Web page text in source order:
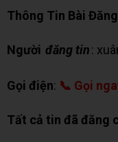
Thông Tin Bài Đăng
Người đăng tin:
Gọi điện: 📞 Gọi
Tất cả tin đã đăng